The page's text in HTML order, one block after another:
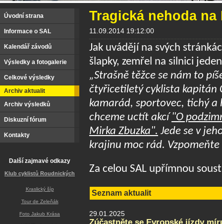
Úvodní strana
Informace o SAL
Kalendář závodů
Výsledky a fotogalerie
Celkové výsledky
Archiv aktualit
Archiv výsledků
Diskuzní fórum
Kontakty
Další zajmavé odkazy
Klub cyklistů Roudnických
Kraslický šíp
Tour de Zeleňák
Foto Jakub Krása
Tragická nehoda
11.09.2014 19:12:00
Jak uvádějí na svých
šlapky, zemřel na silnici
„Strašně těžce se nám to
čtyřicetiletý cyklista kapitán
kamarád, sportovec, tichý a
chceme uctít akcí "O
Mirka Zbuzka". Jede se v
krajinu moc rád.
Za celou SAL upřímnou
Seznam aktualit
29.01.2025